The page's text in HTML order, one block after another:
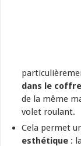
dans le
de la même
volet roulant.
Cela permet
esthétique :